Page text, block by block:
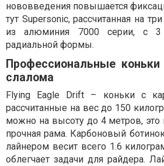
нововведения повышается
тут Supersonic, рассчитанная на
из алюминия 7000 серии, с 3
радиальной формы.
Профессиональные
слалома
Flying Eagle Drift – коньки с
рассчитанные на вес до 150
можно на высоту до 4 метров, это
прочная рама. Карбоновый
лайнером весит всего 1.6
облегчает задачи для райдера.